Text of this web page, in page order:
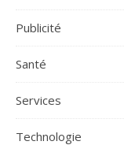
Publicité
Santé
Services
Technologie